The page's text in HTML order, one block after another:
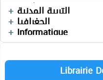
Anglais
التربية المدنية
Devoirs
الجغرافيا
Devoirs
العربية
Autres
Technologie
Séries
Informatique
Devoirs